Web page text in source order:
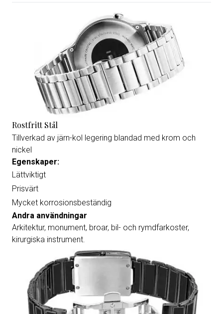
Rostfritt Stål
Tillverkad av järn-kol legering blandad med krom och
nickel
Egenskaper:
Lättviktigt
Prisvärt
Mycket korrosionsbeständig
Andra användningar
Arkitektur, monument, broar, bil- och rymdfarkoster,
kirurgiska instrument.